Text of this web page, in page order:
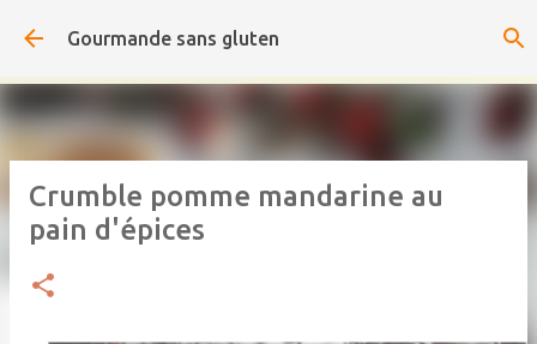
Accéder au contenu principal
Gourmande sans gluten
Crumble pomme mandarine au
pain d'épices